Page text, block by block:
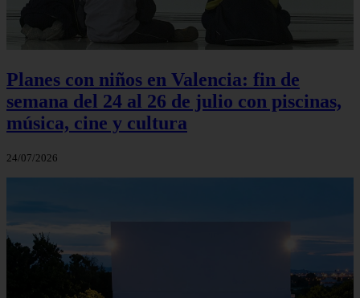
Planes con niños en Valencia: fin de
semana del 24 al 26 de julio con piscinas,
música, cine y cultura
24/07/2026